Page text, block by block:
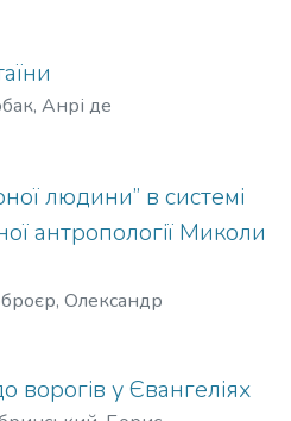
Анрі де
людини” в системі
антропології Миколи
Олександр
ворогів у Євангеліях